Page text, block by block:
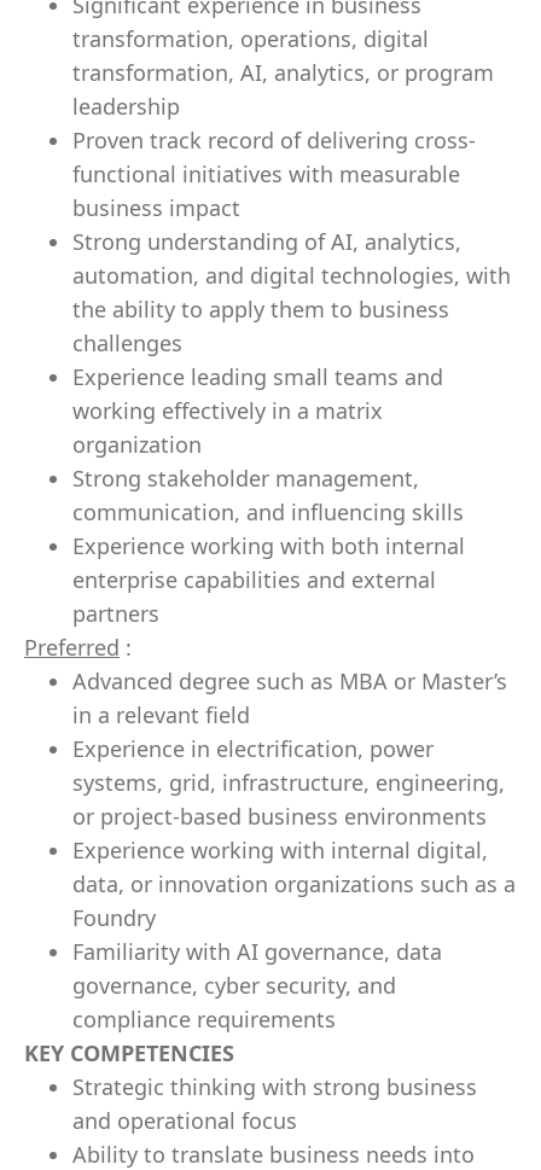
transformation, operations, digital
transformation, AI, analytics, or program
leadership
Proven track record of delivering cross-
functional initiatives with measurable
business impact
Strong understanding of AI, analytics,
automation, and digital technologies, with
the ability to apply them to business
challenges
Experience leading small teams and
working effectively in a matrix
organization
Strong stakeholder management,
communication, and influencing skills
Experience working with both internal
enterprise capabilities and external
partners
Preferred :
Advanced degree such as MBA or Master’s
in a relevant field
Experience in electrification, power
systems, grid, infrastructure, engineering,
or project-based business environments
Experience working with internal digital,
data, or innovation organizations such as a
Foundry
Familiarity with AI governance, data
governance, cyber security, and
compliance requirements
KEY COMPETENCIES
Strategic thinking with strong business
and operational focus
Ability to translate business needs into